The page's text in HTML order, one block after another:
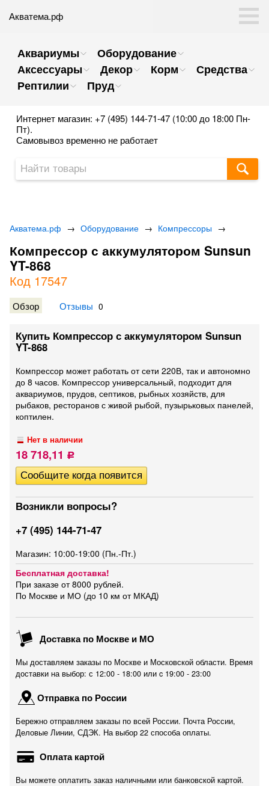
Акватема.рф
Аквариумы
Оборудование
Аксессуары
Декор Корм
Средства
Рептилии
Пруд
Интернет магазин: +7 (495) 144-71-47 (10:00 до 18:00 Пн-
Пт).
Самовывоз временно не работает
Акватема.рф → Оборудование → Компрессоры →
Компрессор с аккумулятором Sunsun
YT-868
Код 17547
Обзор Отзывы 0
Купить Компрессор с аккумулятором Sunsun
YT-868
Компрессор может работать от сети 220В, так и автономно
до 8 часов. Компрессор универсальный, подходит для
аквариумов, прудов, септиков, рыбных хозяйств, для
рыбаков, ресторанов с живой рыбой, пузырьковых панелей,
коптилен.
Нет в наличии
18 718,11 Р
Возникли вопросы?
+7 (495) 144-71-47
Магазин: 10:00-19:00 (Пн.-Пт.)
Бесплатная доставка!
При заказе от 8000 рублей.
По Москве и МО (до 10 км от МКАД)
Доставка по Москве и МО
Мы доставляем заказы по Москве и Московской области. Время
доставки на выбор: с 12:00 - 18:00 или c 19:00 - 23:00
Отправка по России
Бережно отправляем заказы по всей России. Почта России,
Деловые Линии, СДЭК. На выбор 22 способа оплаты.
Оплата картой
Вы можете оплатить заказ наличными или банковской картой.